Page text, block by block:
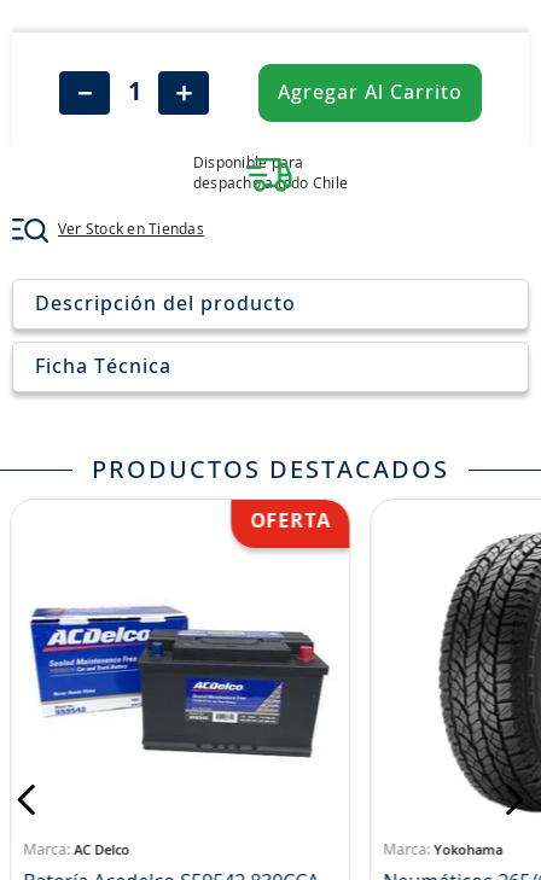
＋
－ Agregar Al Carrito
Disponible para
despacho a todo Chile
Ver Stock en Tiendas
Descripción del producto
Ficha Técnica
PRODUCTOS DESTACADOS
AC Delco Yokohama
8.
john deere
245
aceite